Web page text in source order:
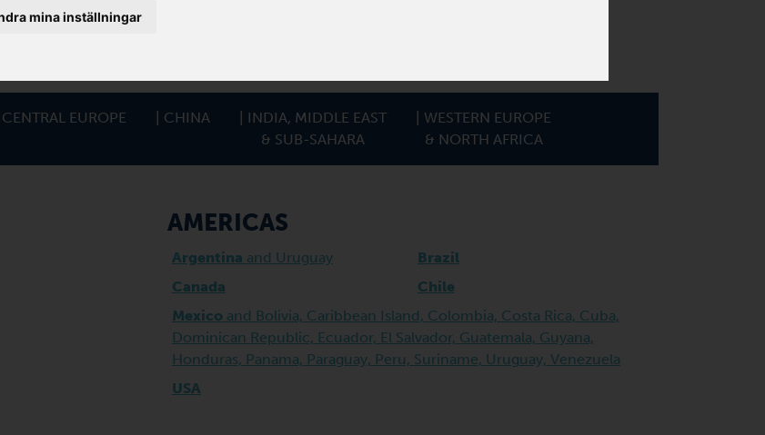
mina inställningar
subsidiaries and distributors. You
| CENTRAL EUROPE | CHINA
| INDIA, MIDDLE EAST
& SUB-SAHARA
| WESTERN EUROPE
& NORTH AFRICA
AMERICAS
Argentina and Uruguay
Brazil
Canada
Chile
Mexicoand Bolivia, Caribbean Island, Colombia, Costa Rica, Cuba,
Dominican Republic, Ecuador, El Salvador, Guatemala, Guyana,
Honduras, Panama, Paraguay, Peru, Suriname, Uruguay, Venezuela
USA